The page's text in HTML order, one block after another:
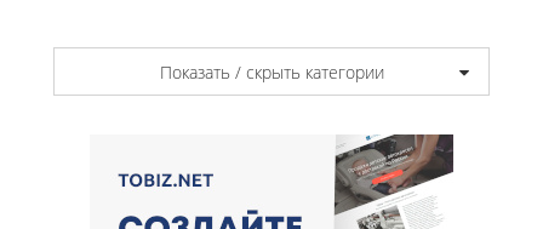
Показать / скрыть категории